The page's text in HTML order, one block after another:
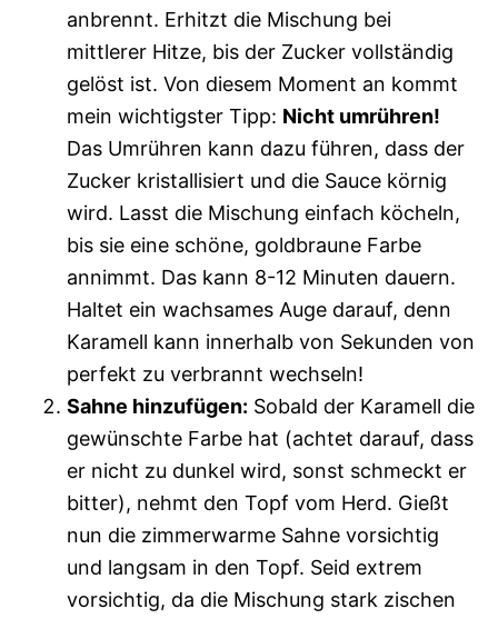
anbrennt. Erhitzt die Mischung bei
mittlerer Hitze, bis der Zucker vollständig
gelöst ist. Von diesem Moment an kommt
mein wichtigster Tipp: Nicht umrühren!
Das Umrühren kann dazu führen, dass der
Zucker kristallisiert und die Sauce körnig
wird. Lasst die Mischung einfach köcheln,
bis sie eine schöne, goldbraune Farbe
annimmt. Das kann 8-12 Minuten dauern.
Haltet ein wachsames Auge darauf, denn
Karamell kann innerhalb von Sekunden von
perfekt zu verbrannt wechseln!
Sahne hinzufügen: Sobald der Karamell die
gewünschte Farbe hat (achtet darauf, dass
er nicht zu dunkel wird, sonst schmeckt er
bitter), nehmt den Topf vom Herd. Gießt
nun die zimmerwarme Sahne vorsichtig
und langsam in den Topf. Seid extrem
vorsichtig, da die Mischung stark zischen